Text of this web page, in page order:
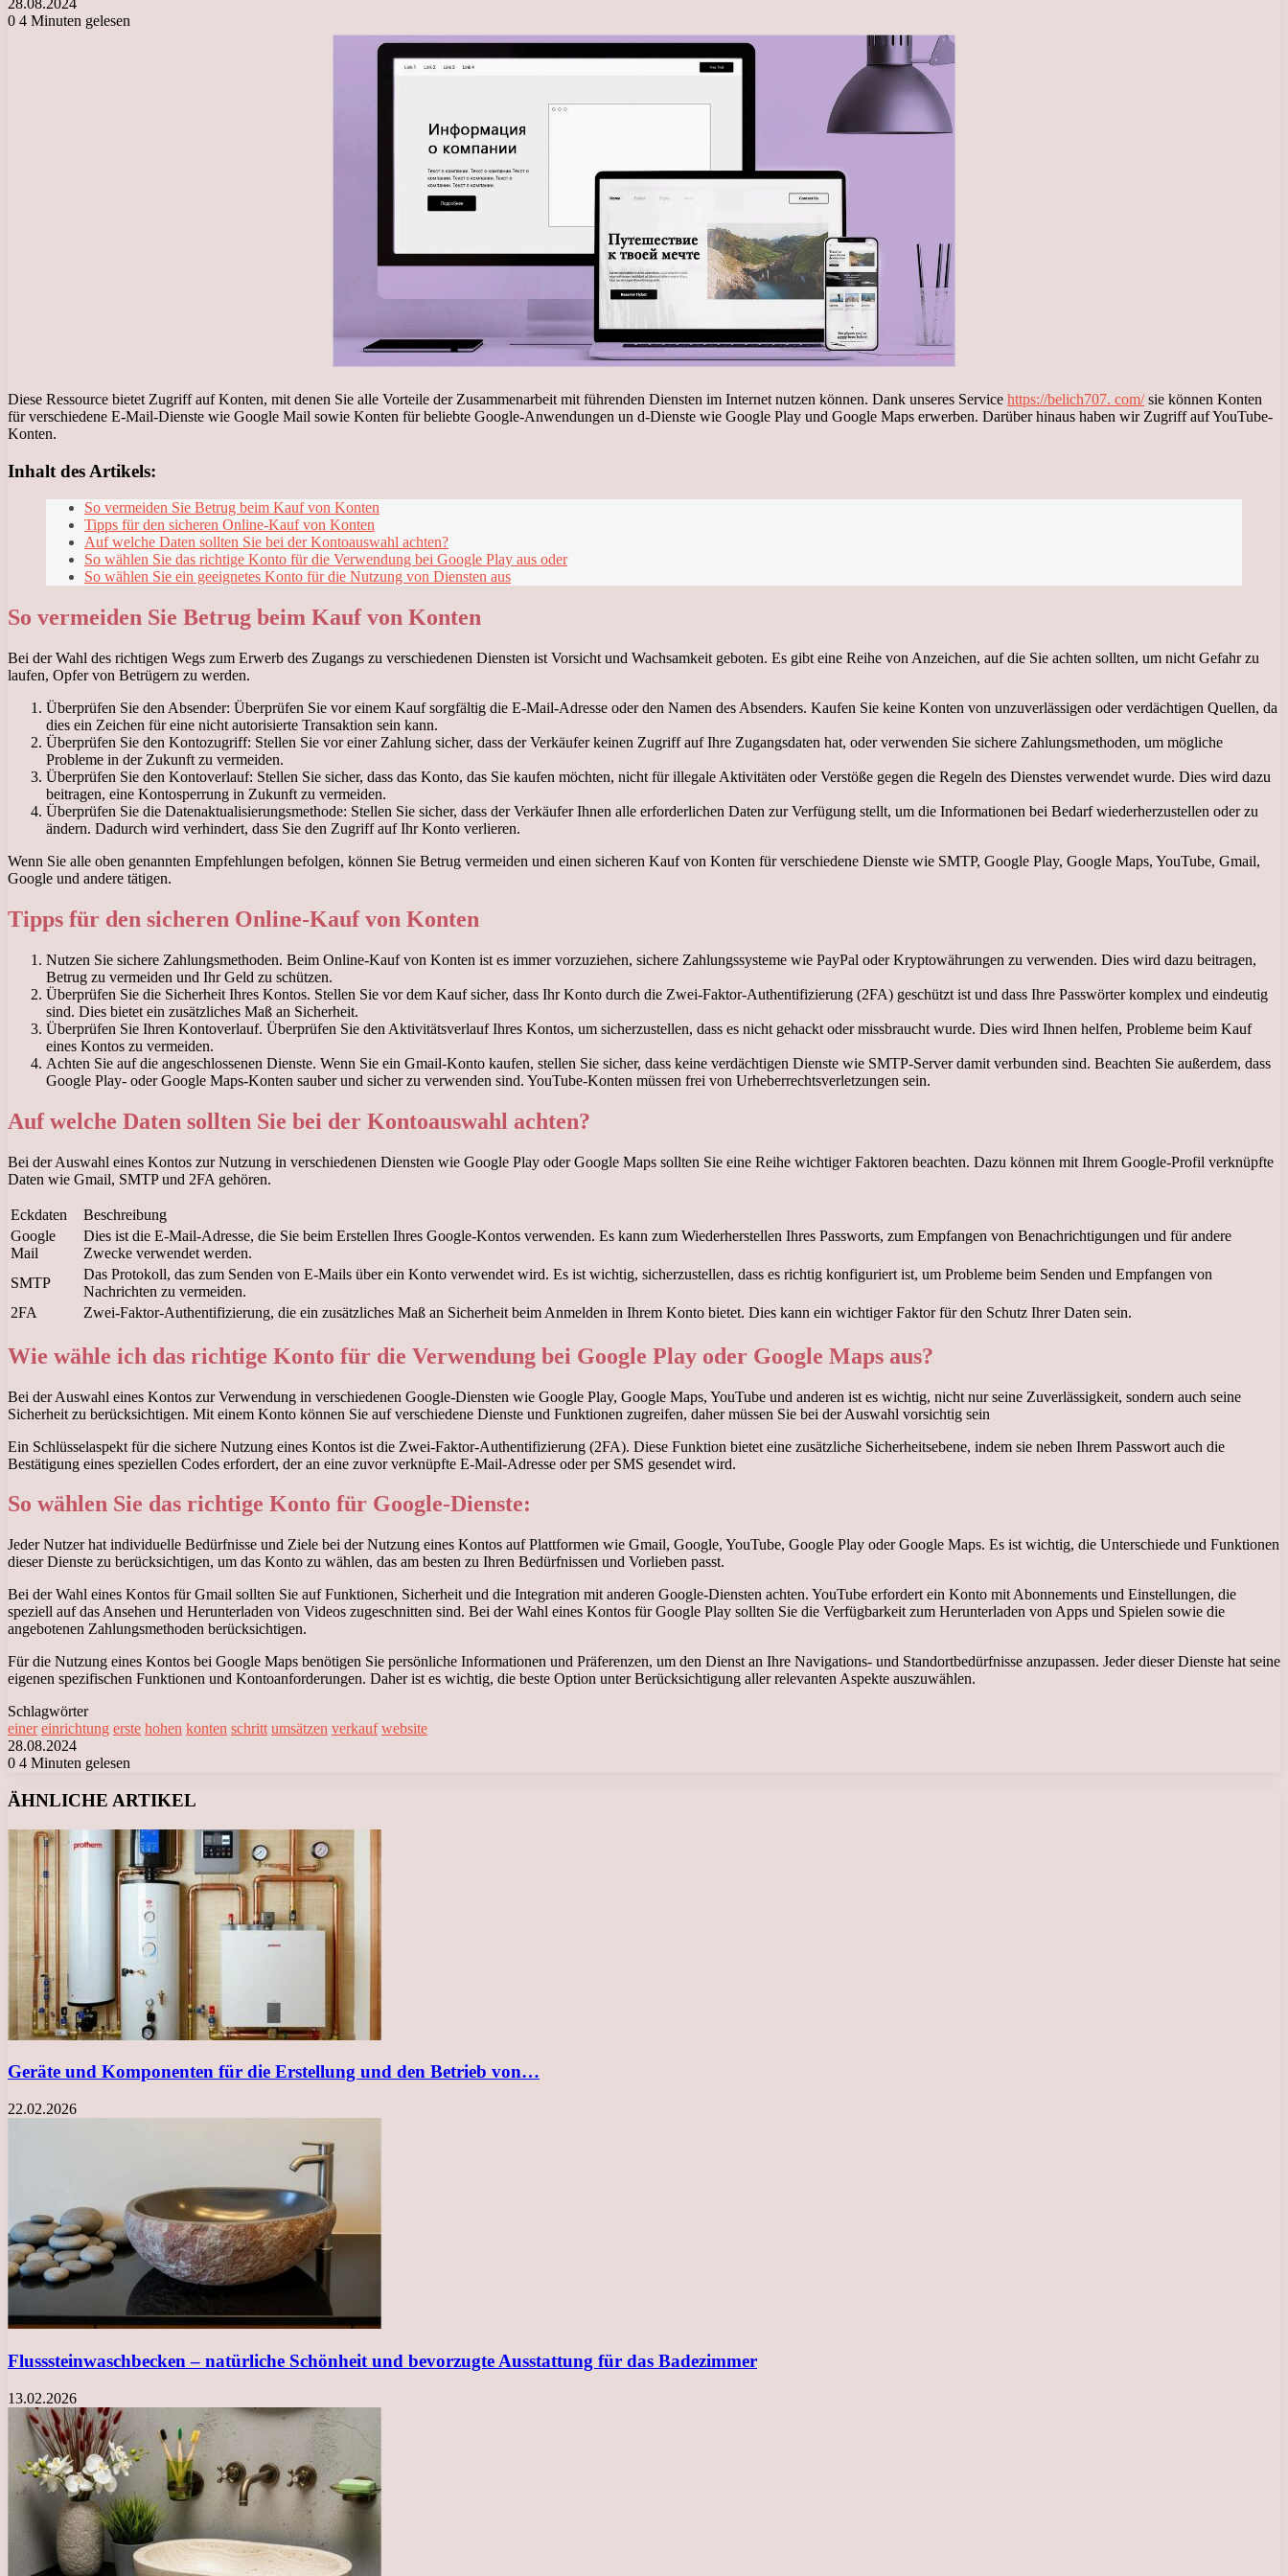
0 4 Minuten gelesen
Diese Ressource bietet Zugriff auf Konten, mit denen Sie alle Vorteile der Zusammenarbeit mit führenden Diensten im Internet nutzen können. Dank unseres Service https://belich707. com/sie können Konten
für verschiedene E-Mail-Dienste wie Google Mail sowie Konten für beliebte Google-Anwendungen un d-Dienste wie Google Play und Google Maps erwerben. Darüber hinaus haben wir Zugriff auf YouTube-
Konten.
Inhalt des Artikels:
So vermeiden Sie Betrug beim Kauf von Konten
Tipps für den sicheren Online-Kauf von Konten
Auf welche Daten sollten Sie bei der Kontoauswahl achten?
So wählen Sie das richtige Konto für die Verwendung bei Google Play aus oder
So wählen Sie ein geeignetes Konto für die Nutzung von Diensten aus
So vermeiden Sie Betrug beim Kauf von Konten
Bei der Wahl des richtigen Wegs zum Erwerb des Zugangs zu verschiedenen Diensten ist Vorsicht und Wachsamkeit geboten. Es gibt eine Reihe von Anzeichen, auf die Sie achten sollten, um nicht Gefahr zu
laufen, Opfer von Betrügern zu werden.
Überprüfen Sie den Absender: Überprüfen Sie vor einem Kauf sorgfältig die E-Mail-Adresse oder den Namen des Absenders. Kaufen Sie keine Konten von unzuverlässigen oder verdächtigen Quellen, da
dies ein Zeichen für eine nicht autorisierte Transaktion sein kann.
Überprüfen Sie den Kontozugriff: Stellen Sie vor einer Zahlung sicher, dass der Verkäufer keinen Zugriff auf Ihre Zugangsdaten hat, oder verwenden Sie sichere Zahlungsmethoden, um mögliche
Probleme in der Zukunft zu vermeiden.
Überprüfen Sie den Kontoverlauf: Stellen Sie sicher, dass das Konto, das Sie kaufen möchten, nicht für illegale Aktivitäten oder Verstöße gegen die Regeln des Dienstes verwendet wurde. Dies wird dazu
beitragen, eine Kontosperrung in Zukunft zu vermeiden.
Überprüfen Sie die Datenaktualisierungsmethode: Stellen Sie sicher, dass der Verkäufer Ihnen alle erforderlichen Daten zur Verfügung stellt, um die Informationen bei Bedarf wiederherzustellen oder zu
ändern. Dadurch wird verhindert, dass Sie den Zugriff auf Ihr Konto verlieren.
Wenn Sie alle oben genannten Empfehlungen befolgen, können Sie Betrug vermeiden und einen sicheren Kauf von Konten für verschiedene Dienste wie SMTP, Google Play, Google Maps, YouTube, Gmail,
Google und andere tätigen.
Tipps für den sicheren Online-Kauf von Konten
Nutzen Sie sichere Zahlungsmethoden. Beim Online-Kauf von Konten ist es immer vorzuziehen, sichere Zahlungssysteme wie PayPal oder Kryptowährungen zu verwenden. Dies wird dazu beitragen,
Betrug zu vermeiden und Ihr Geld zu schützen.
Überprüfen Sie die Sicherheit Ihres Kontos. Stellen Sie vor dem Kauf sicher, dass Ihr Konto durch die Zwei-Faktor-Authentifizierung (2FA) geschützt ist und dass Ihre Passwörter komplex und eindeutig
sind. Dies bietet ein zusätzliches Maß an Sicherheit.
Überprüfen Sie Ihren Kontoverlauf. Überprüfen Sie den Aktivitätsverlauf Ihres Kontos, um sicherzustellen, dass es nicht gehackt oder missbraucht wurde. Dies wird Ihnen helfen, Probleme beim Kauf
eines Kontos zu vermeiden.
Achten Sie auf die angeschlossenen Dienste. Wenn Sie ein Gmail-Konto kaufen, stellen Sie sicher, dass keine verdächtigen Dienste wie SMTP-Server damit verbunden sind. Beachten Sie außerdem, dass
Google Play- oder Google Maps-Konten sauber und sicher zu verwenden sind. YouTube-Konten müssen frei von Urheberrechtsverletzungen sein.
Auf welche Daten sollten Sie bei der Kontoauswahl achten?
Bei der Auswahl eines Kontos zur Nutzung in verschiedenen Diensten wie Google Play oder Google Maps sollten Sie eine Reihe wichtiger Faktoren beachten. Dazu können mit Ihrem Google-Profil verknüpfte
Daten wie Gmail, SMTP und 2FA gehören.
Eckdaten
Beschreibung
Google
Mail
Dies ist die E-Mail-Adresse, die Sie beim Erstellen Ihres Google-Kontos verwenden. Es kann zum Wiederherstellen Ihres Passworts, zum Empfangen von Benachrichtigungen und für andere
Zwecke verwendet werden.
SMTP
Das Protokoll, das zum Senden von E-Mails über ein Konto verwendet wird. Es ist wichtig, sicherzustellen, dass es richtig konfiguriert ist, um Probleme beim Senden und Empfangen von
Nachrichten zu vermeiden.
2FA
Zwei-Faktor-Authentifizierung, die ein zusätzliches Maß an Sicherheit beim Anmelden in Ihrem Konto bietet. Dies kann ein wichtiger Faktor für den Schutz Ihrer Daten sein.
Wie wähle ich das richtige Konto für die Verwendung bei Google Play oder Google Maps aus?
Bei der Auswahl eines Kontos zur Verwendung in verschiedenen Google-Diensten wie Google Play, Google Maps, YouTube und anderen ist es wichtig, nicht nur seine Zuverlässigkeit, sondern auch seine
Sicherheit zu berücksichtigen. Mit einem Konto können Sie auf verschiedene Dienste und Funktionen zugreifen, daher müssen Sie bei der Auswahl vorsichtig sein
Ein Schlüsselaspekt für die sichere Nutzung eines Kontos ist die Zwei-Faktor-Authentifizierung (2FA). Diese Funktion bietet eine zusätzliche Sicherheitsebene, indem sie neben Ihrem Passwort auch die
Bestätigung eines speziellen Codes erfordert, der an eine zuvor verknüpfte E-Mail-Adresse oder per SMS gesendet wird.
So wählen Sie das richtige Konto für Google-Dienste:
Jeder Nutzer hat individuelle Bedürfnisse und Ziele bei der Nutzung eines Kontos auf Plattformen wie Gmail, Google, YouTube, Google Play oder Google Maps. Es ist wichtig, die Unterschiede und Funktionen
dieser Dienste zu berücksichtigen, um das Konto zu wählen, das am besten zu Ihren Bedürfnissen und Vorlieben passt.
Bei der Wahl eines Kontos für Gmail sollten Sie auf Funktionen, Sicherheit und die Integration mit anderen Google-Diensten achten. YouTube erfordert ein Konto mit Abonnements und Einstellungen, die
speziell auf das Ansehen und Herunterladen von Videos zugeschnitten sind. Bei der Wahl eines Kontos für Google Play sollten Sie die Verfügbarkeit zum Herunterladen von Apps und Spielen sowie die
angebotenen Zahlungsmethoden berücksichtigen.
Für die Nutzung eines Kontos bei Google Maps benötigen Sie persönliche Informationen und Präferenzen, um den Dienst an Ihre Navigations- und Standortbedürfnisse anzupassen. Jeder dieser Dienste hat seine
eigenen spezifischen Funktionen und Kontoanforderungen. Daher ist es wichtig, die beste Option unter Berücksichtigung aller relevanten Aspekte auszuwählen.
Schlagwörter
einer einrichtung erste hohen konten schritt umsätzen verkauf website
28.08.2024
0 4 Minuten gelesen
ÄHNLICHE ARTIKEL
Geräte und Komponenten für die Erstellung und den Betrieb von…
22.02.2026
Flusssteinwaschbecken – natürliche Schönheit und bevorzugte Ausstattung für das Badezimmer
13.02.2026